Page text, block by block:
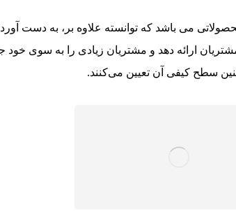
می باشد که توانسته علاوه بر، به دست
ارائه دهد و مشتریان زیادی را به سوی خود
سطح کیفی آن تعیین می‌کنند.